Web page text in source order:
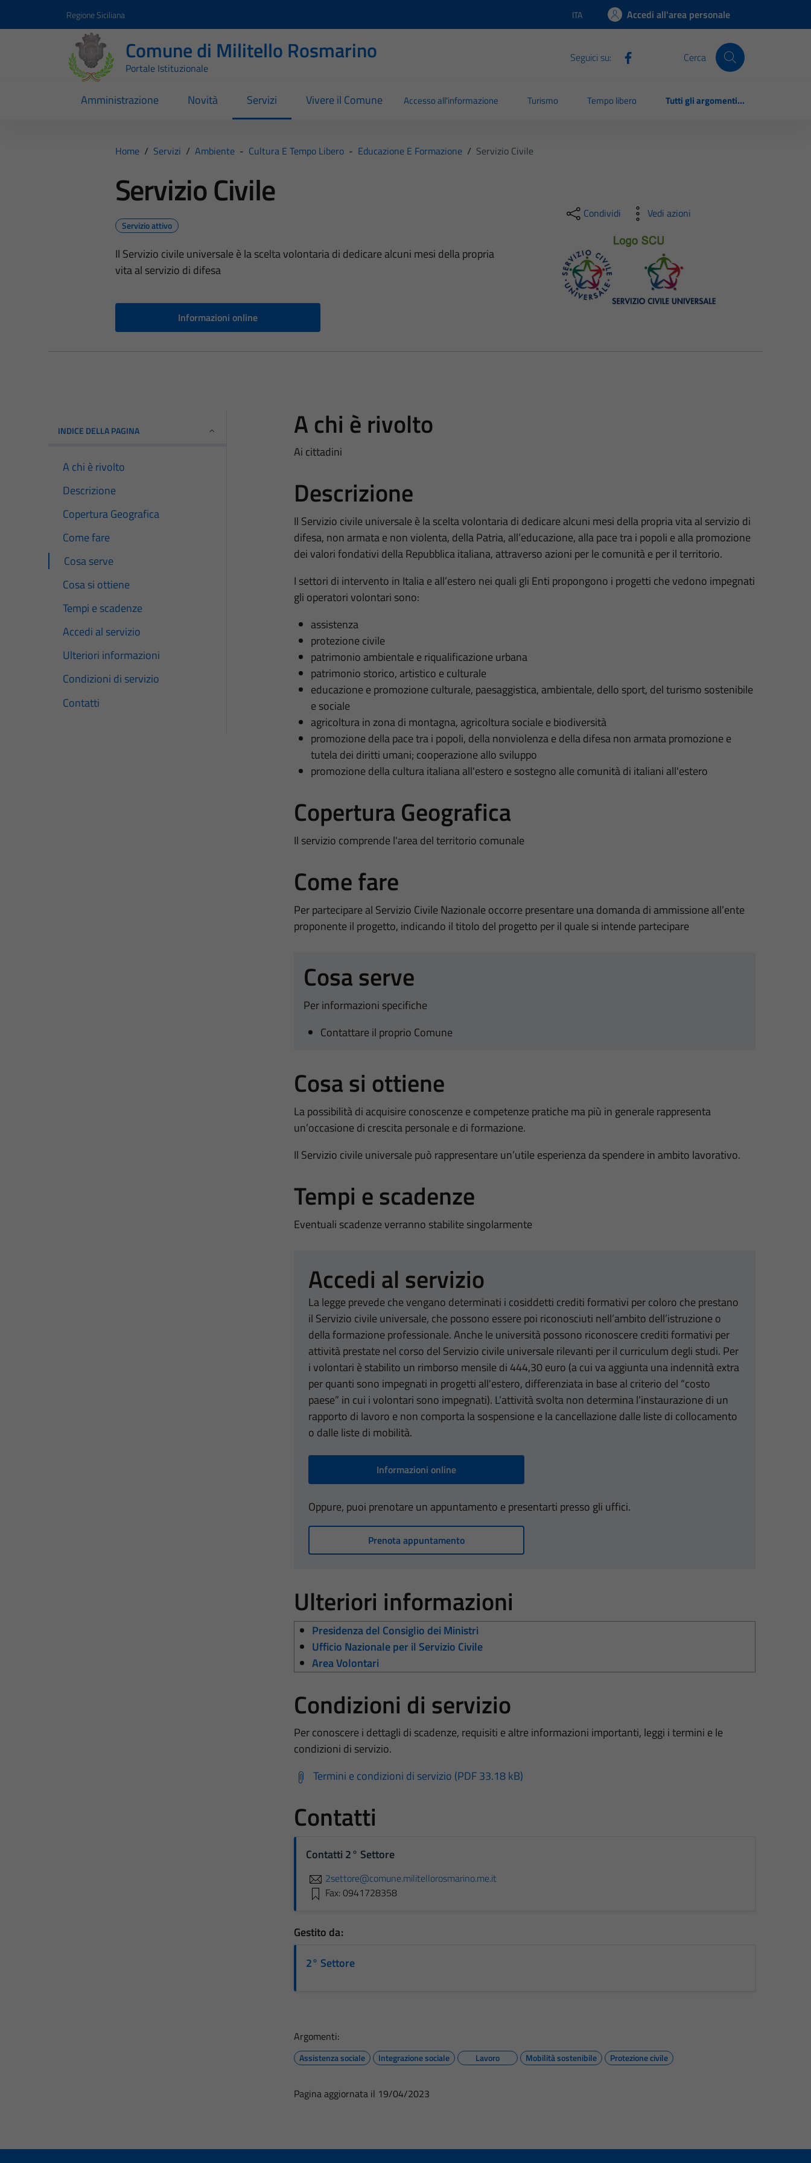
Regione Siciliana Lingua attiva:
ITA Accedi all'area personale
Comune di Militello Rosmarino
Portale Istituzionale
Seguici su: Cerca
Amministrazione Novità Servizi Vivere il Comune Accesso all'informazione Turismo Tempo libero Tutti gli argomenti...
Home / Servizi / Ambiente - Cultura E Tempo Libero - Educazione E Formazione / Servizio Civile
Servizio Civile
Servizio attivo
Il Servizio civile universale è la scelta volontaria di dedicare alcuni mesi della propria
vita al servizio di difesa
Informazioni online
Condividi Vedi azioni
INDICE DELLA PAGINA
A chi è rivolto
Descrizione
Copertura Geografica
Come fare
Cosa serve
Cosa si ottiene
Tempi e scadenze
Accedi al servizio
Ulteriori informazioni
Condizioni di servizio
Contatti
A chi è rivolto
Ai cittadini
Descrizione
Il Servizio civile universale è la scelta volontaria di dedicare alcuni mesi della propria vita al servizio di
difesa, non armata e non violenta, della Patria, all’educazione, alla pace tra i popoli e alla promozione
dei valori fondativi della Repubblica italiana, attraverso azioni per le comunità e per il territorio.
I settori di intervento in Italia e all’estero nei quali gli Enti propongono i progetti che vedono impegnati
gli operatori volontari sono:
assistenza
protezione civile
patrimonio ambientale e riqualificazione urbana
patrimonio storico, artistico e culturale
educazione e promozione culturale, paesaggistica, ambientale, dello sport, del turismo sostenibile
e sociale
agricoltura in zona di montagna, agricoltura sociale e biodiversità
promozione della pace tra i popoli, della nonviolenza e della difesa non armata promozione e
tutela dei diritti umani; cooperazione allo sviluppo
promozione della cultura italiana all'estero e sostegno alle comunità di italiani all'estero
Copertura Geografica
Il servizio comprende l'area del territorio comunale
Come fare
Per partecipare al Servizio Civile Nazionale occorre presentare una domanda di ammissione all’ente
proponente il progetto, indicando il titolo del progetto per il quale si intende partecipare
Cosa serve
Per informazioni specifiche
Contattare il proprio Comune
Cosa si ottiene
La possibilità di acquisire conoscenze e competenze pratiche ma più in generale rappresenta
un’occasione di crescita personale e di formazione.
Il Servizio civile universale può rappresentare un’utile esperienza da spendere in ambito lavorativo.
Tempi e scadenze
Eventuali scadenze verranno stabilite singolarmente
Accedi al servizio
La legge prevede che vengano determinati i cosiddetti crediti formativi per coloro che prestano
il Servizio civile universale, che possono essere poi riconosciuti nell’ambito dell’istruzione o
della formazione professionale. Anche le università possono riconoscere crediti formativi per
attività prestate nel corso del Servizio civile universale rilevanti per il curriculum degli studi. Per
i volontari è stabilito un rimborso mensile di 444,30 euro (a cui va aggiunta una indennità extra
per quanti sono impegnati in progetti all'estero, differenziata in base al criterio del “costo
paese” in cui i volontari sono impegnati). L’attività svolta non determina l’instaurazione di un
rapporto di lavoro e non comporta la sospensione e la cancellazione dalle liste di collocamento
o dalle liste di mobilità.
Informazioni online
Oppure, puoi prenotare un appuntamento e presentarti presso gli uffici.
Prenota appuntamento
Ulteriori informazioni
Presidenza del Consiglio dei Ministri
Ufficio Nazionale per il Servizio Civile
Area Volontari
Condizioni di servizio
Per conoscere i dettagli di scadenze, requisiti e altre informazioni importanti, leggi i termini e le
condizioni di servizio.
Termini e condizioni di servizio (PDF 33.18 kB)
Contatti
Contatti 2° Settore
2settore@comune.militellorosmarino.me.it
Fax: 0941728358
Gestito da:
2° Settore
Argomenti:
Assistenza sociale Integrazione sociale Lavoro Mobilità sostenibile Protezione civile
Pagina aggiornata il 19/04/2023